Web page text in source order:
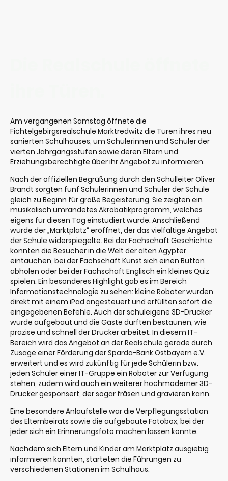
Am vergangenen Samstag öffnete die
Fichtelgebirgsrealschule Marktredwitz die Türen ihres neu
sanierten Schulhauses, um Schülerinnen und Schüler der
vierten Jahrgangsstufen sowie deren Eltern und
Erziehungsberechtigte über ihr Angebot zu informieren.
Nach der offiziellen Begrüßung durch den Schulleiter Oliver
Brandt sorgten fünf Schülerinnen und Schüler der Schule
gleich zu Beginn für große Begeisterung. Sie zeigten ein
musikalisch umrandetes Akrobatikprogramm, welches
eigens für diesen Tag einstudiert wurde. Anschließend
wurde der „Marktplatz“ eröffnet, der das vielfältige Angebot
der Schule widerspiegelte. Bei der Fachschaft Geschichte
konnten die Besucher in die Welt der alten Ägypter
eintauchen, bei der Fachschaft Kunst sich einen Button
abholen oder bei der Fachschaft Englisch ein kleines Quiz
spielen. Ein besonderes Highlight gab es im Bereich
Informationstechnologie zu sehen: kleine Roboter wurden
direkt mit einem iPad angesteuert und erfüllten sofort die
eingegebenen Befehle. Auch der schuleigene 3D-Drucker
wurde aufgebaut und die Gäste durften bestaunen, wie
präzise und schnell der Drucker arbeitet. In diesem IT-
Bereich wird das Angebot an der Realschule gerade durch
Zusage einer Förderung der Sparda-Bank Ostbayern e.V.
erweitert und es wird zukünftig für jede Schülerin bzw.
jeden Schüler einer IT-Gruppe ein Roboter zur Verfügung
stehen, zudem wird auch ein weiterer hochmoderner 3D-
Drucker gesponsert, der sogar fräsen und gravieren kann.
Eine besondere Anlaufstelle war die Verpflegungsstation
des Elternbeirats sowie die aufgebaute Fotobox, bei der
jeder sich ein Erinnerungsfoto machen lassen konnte.
Nachdem sich Eltern und Kinder am Marktplatz ausgiebig
informieren konnten, starteten die Führungen zu
verschiedenen Stationen im Schulhaus.